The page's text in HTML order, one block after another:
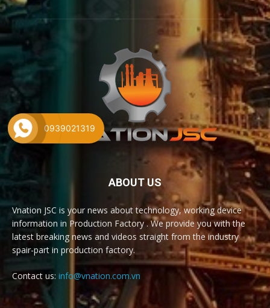
ABOUT US
Vnation JSC is your news about technology, working device
information in Production Factory . We provide you with the
latest breaking news and videos straight from the industry
spair-part in production factory.
Contact us: info@vnation.com.vn
0939021319